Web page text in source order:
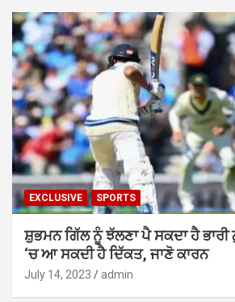
EXCLUSIVE SPORTS
ਸ਼ੁਭਮਨ ਗਿੱਲ ਨੂੰ ਝੱਲਣਾ ਪੈ ਸਕਦਾ ਹੈ
‘ਚ ਆ ਸਕਦੀ ਹੈ ਦਿੱਕਤ, ਜਾਣੋ ਕਾਰਨ
July 14, 2023 admin